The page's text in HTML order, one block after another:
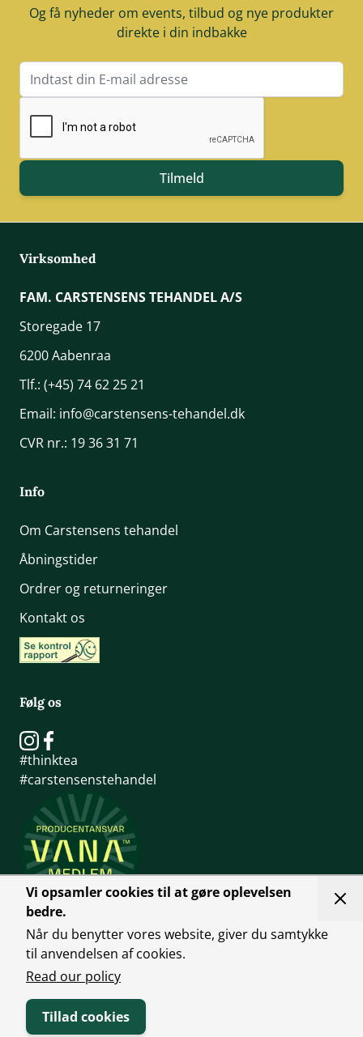
Vi opsamler cookies til at gøre oplevelsen
bedre.
Når du benytter vores website, giver du samtykke
til anvendelsen af cookies.
Read our policy
Tillad cookies
Og få nyheder om events, tilbud og nye produkter
direkte i din indbakke
E-mail adresse
Tilmeld
Virksomhed
FAM. CARSTENSENS TEHANDEL A/S
Storegade 17
6200 Aabenraa
Tlf.: (+45) 74 62 25 21
Email: info@carstensens-tehandel.dk
CVR nr.: 19 36 31 71
Info
Om Carstensens tehandel
Åbningstider
Ordrer og returneringer
Kontakt os
Følg os
#thinktea
#carstensenstehandel
Handelsbetingelser